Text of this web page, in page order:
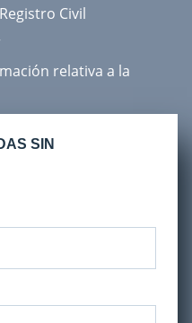
Civil
relativa a la
SIN